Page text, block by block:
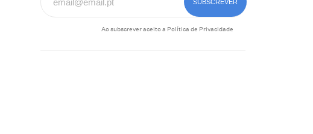
Ao subscrever aceito a Política de Privacidade